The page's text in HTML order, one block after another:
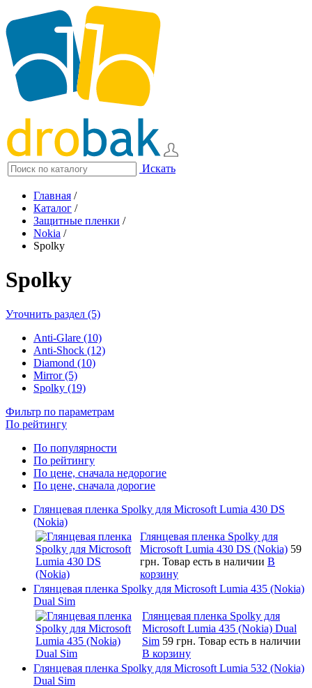
Искать
Главная /
Каталог /
Защитные пленки /
Nokia /
Spolky
Spolky
Уточнить раздел (5)
Anti-Glare (10)
Anti-Shock (12)
Diamond (10)
Mirror (5)
Spolky (19)
Фильтр по параметрам
По рейтингу
По популярности
По рейтингу
По цене, сначала недорогие
По цене, сначала дорогие
Глянцевая пленка Spolky для Microsoft Lumia 430 DS
(Nokia)
Глянцевая пленка Spolky для
Microsoft Lumia 430 DS (Nokia) 59
грн. Товар есть в наличии В
корзину
Глянцевая пленка Spolky для Microsoft Lumia 435 (Nokia)
Dual Sim
Глянцевая пленка Spolky для
Microsoft Lumia 435 (Nokia) Dual
Sim 59 грн. Товар есть в наличии
В корзину
Глянцевая пленка Spolky для Microsoft Lumia 532 (Nokia)
Dual Sim